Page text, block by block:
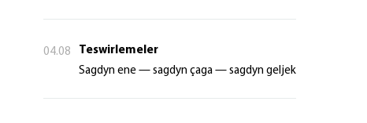
04.08
Teswirlemeler
Sagdyn ene — sagdyn çaga — sagdyn geljek